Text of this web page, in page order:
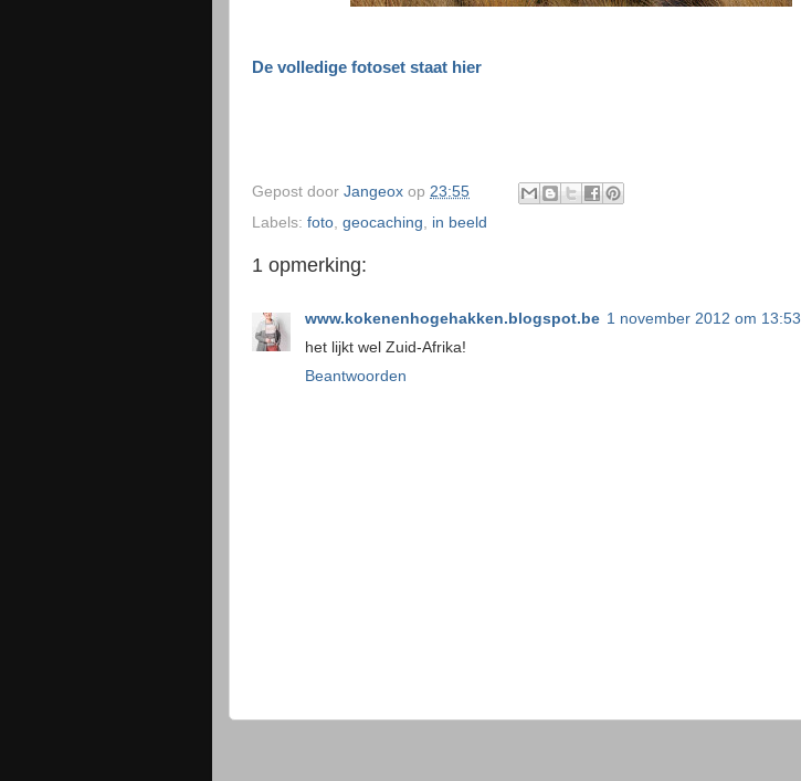
De volledige fotoset staat hier
Gepost door Jangeox op 23:55
Labels: foto geocaching in beeld
1 opmerking:
www.kokenenhogehakken.blogspot.be 1 november 2012 om 13:53
het lijkt wel Zuid-Afrika!
Beantwoorden